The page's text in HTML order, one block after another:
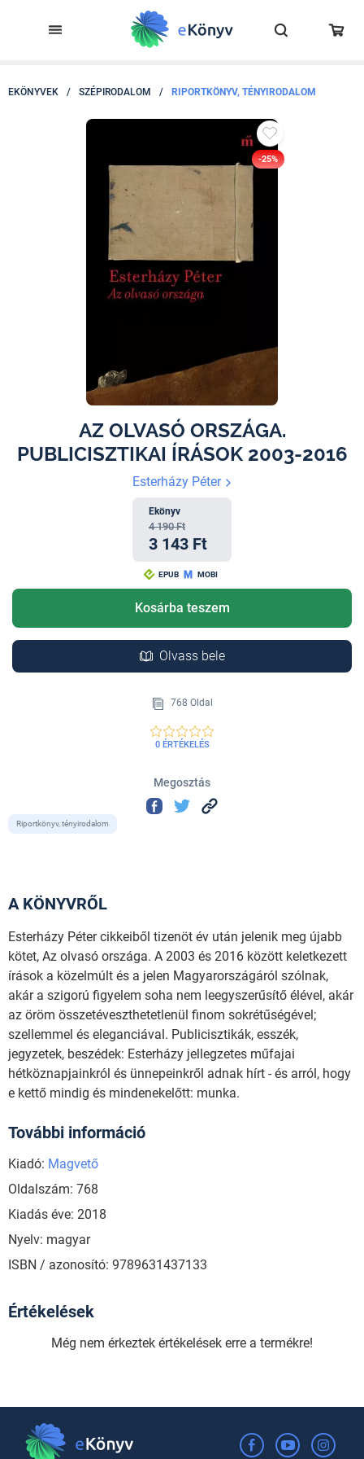
EKÖNYVEK / SZÉPIRODALOM / RIPORTKÖNYV, TÉNYIRODALOM
-25%
AZ OLVASÓ ORSZÁGA.
PUBLICISZTIKAI ÍRÁSOK 2003-2016
Esterházy Péter
Ekönyv
4 190 Ft
3 143 Ft
EPUB MOBI
Kosárba teszem
Olvass bele
768 Oldal
0 ÉRTÉKELÉS
Megosztás
Riportkönyv, tényirodalom
A KÖNYVRŐL
Esterházy Péter cikkeiből tizenöt év után jelenik meg újabb
kötet, Az olvasó országa. A 2003 és 2016 között keletkezett
írások a közelmúlt és a jelen Magyarországáról szólnak,
akár a szigorú figyelem soha nem leegyszerűsítő élével, akár
az öröm összetéveszthetetlenül finom sokrétűségével;
szellemmel és eleganciával. Publicisztikák, esszék,
jegyzetek, beszédek: Esterházy jellegzetes műfajai
hétköznapjainkról és ünnepeinkről adnak hírt - és arról, hogy
e kettő mindig és mindenekelőtt: munka.
További információ
Kiadó: Magvető
Oldalszám: 768
Kiadás éve: 2018
Nyelv: magyar
ISBN / azonosító: 9789631437133
Értékelések
Még nem érkeztek értékelések erre a termékre!